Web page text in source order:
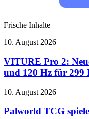
Frische Inhalte
VITURE
2:
Neue
XR-
bringt
Nits
10. August 2026
VITURE Pro 2:
und 120 Hz für 299
Palworld
spielen:
10. August 2026
Palworld TCG